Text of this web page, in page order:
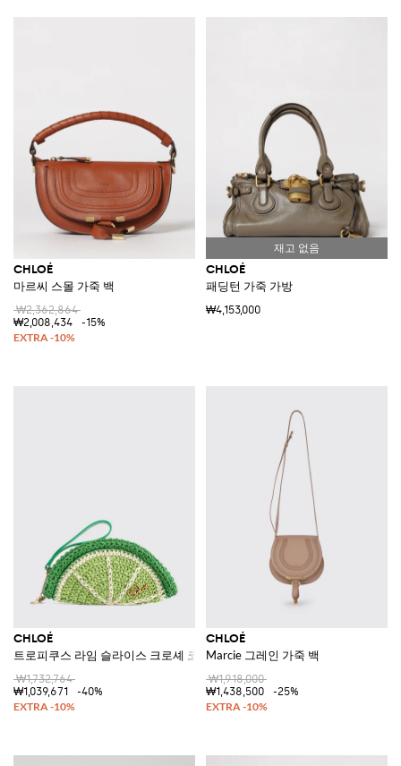
CHLOÉ
마르씨 스몰 가죽 백
₩2,362,864
₩2,008,434
-15%
CHLOÉ
패딩턴 가죽 가방
₩4,153,000
CHLOÉ
트로피쿠스 라임 슬라이스 크로셰 코튼 클러치 핸들 포함
₩1,732,764
₩1,039,671
-40%
CHLOÉ
Marcie 그레인 가죽 백
₩1,918,000
₩1,438,500
-25%